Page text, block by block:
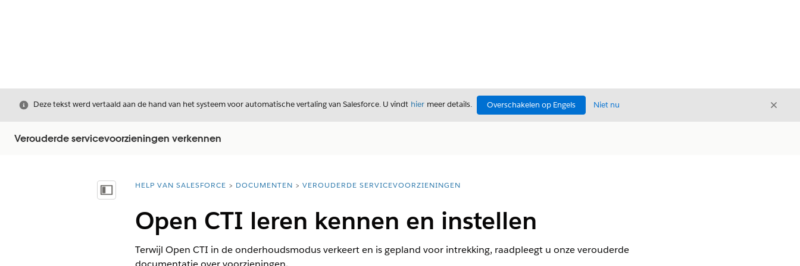
Sluiten
Deze tekst werd vertaald aan de hand van het systeem voor automatische vertaling van Salesforce. U vindt hier meer details. Overschakelen op Engels Niet nu Sluiten
Verouderde servicevoorzieningen verkennen
Inhoudsopgave weergeven
U bent hier:
HELP VAN SALESFORCE DOCUMENTEN VEROUDERDE SERVICEVOORZIENINGEN
Open CTI leren kennen en instellen
Terwijl Open CTI in de onderhoudsmodus verkeert en is gepland voor intrekking, raadpleegt u onze verouderde